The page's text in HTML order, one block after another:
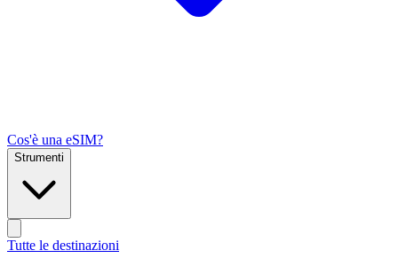
Cos'è una eSIM?
Strumenti
Tutte le destinazioni